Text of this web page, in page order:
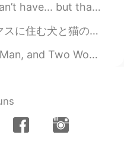
me want it any less. Live life with no re...
かげで電車がほとんど空っぽだったけど、「静かな席」の列車に座ったのにうるさいカ...
Tanizaki. Before, Shinako had also dislik...